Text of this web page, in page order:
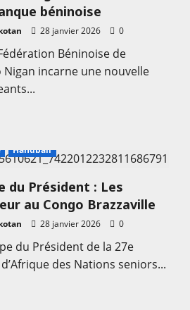
béninoise
28 janvier 2026 0
Béninoise de
Nigan incarne une nouvelle
Handball
du Président : Les
au Congo Brazzaville
28 janvier 2026 0
du Président de la 27e
des Nations seniors...